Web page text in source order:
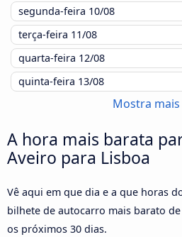
segunda-feira 10/08
terça-feira 11/08
quarta-feira 12/08
quinta-feira 13/08
Mostra mais
A hora mais barata
Aveiro para Lisboa
Vê aqui em que dia e a que horas
bilhete de autocarro mais barato
os próximos 30 dias.